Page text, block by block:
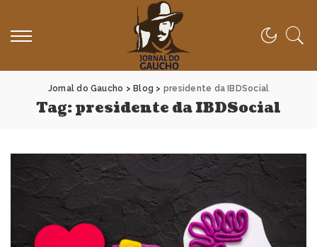
Jornal do Gaucho > Blog > presidente da IBDSocial
Tag:presidente da IBDSocial